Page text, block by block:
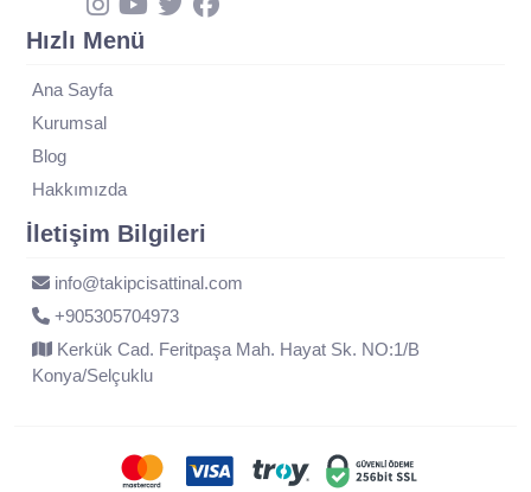
Hızlı Menü
Ana Sayfa
Kurumsal
Blog
Hakkımızda
İletişim Bilgileri
info@takipcisattinal.com
+905305704973
Kerkük Cad. Feritpaşa Mah. Hayat Sk. NO:1/B
Konya/Selçuklu